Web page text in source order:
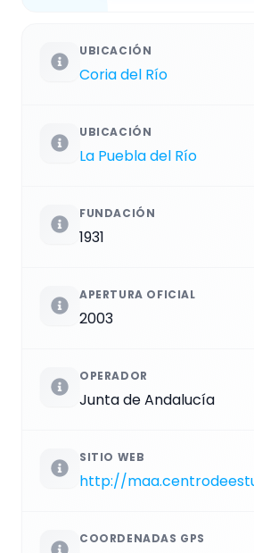
UBICACIÓN
Coria del Río
UBICACIÓN
La Puebla del Río
FUNDACIÓN
1931
APERTURA OFICIAL
2003
OPERADOR
Junta de Andalucía
SITIO WEB
COORDENADAS GPS